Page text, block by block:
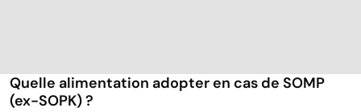
Quelle alimentation adopter en cas de SOMP
(ex-SOPK) ?